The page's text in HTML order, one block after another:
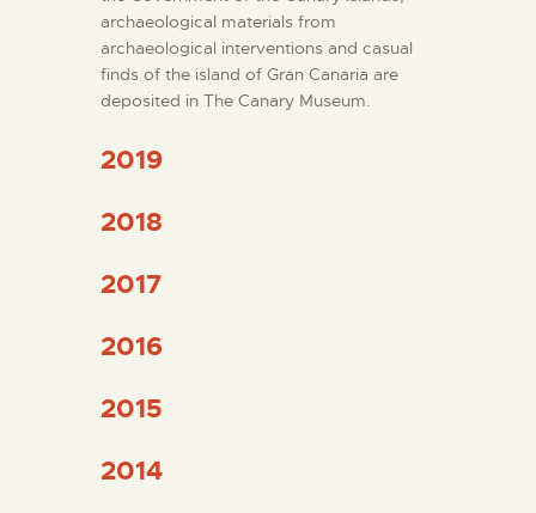
THE MUSEUM
COLLECTIONS
DOCUMENTACIÓN
SERVICES
ENGLISH
archaeological materials from
archaeological interventions and casual
finds of the island of Gran Canaria are
deposited in The Canary Museum.
2019
2018
2017
2016
2015
2014